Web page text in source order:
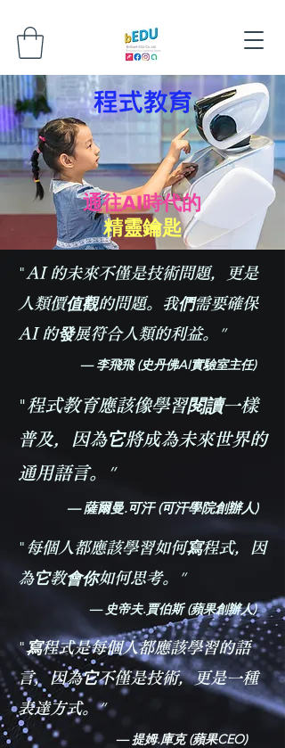
程式教育
通往AI時代的
精靈鑰匙
​" AI 的未來不僅是技術問題，更是
人類價值觀的問題。我們需要確保
AI 的發展符合人類的利益。
”
— 李飛飛 (史丹佛AI實驗室主任)
​"程式教育應該像學習閱讀一樣
普及，因為它將成為未來世界的
通用語言。
”
— 薩爾曼.可汗 (可汗學院創辦人)
​" 每個人都應該學習如何寫程式，因
為它教會你如何思考。
”
— 史帝夫.賈伯斯 (蘋果創辦人)
​"寫程式是每個人都應該學習的語
言，因為它不僅是技術，更是一種
表達方式。”
— 提姆.庫克 (蘋果CEO)